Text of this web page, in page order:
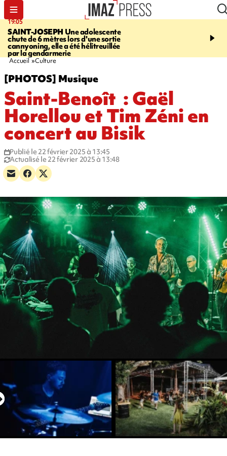
19:05
SAINT-JOSEPH Une adolescente
chute de 6 mètres lors d'une sortie
cannyoning, elle a été hélitreuillée
par la gendarmerie
20:44
rouée de coups,
Accueil Culture
[PHOTOS] Musique
Saint-Benoît : Gaël
Horellou et Tim Zéni en
concert au Bisik
Publié le 22 février 2025 à 13:45
Actualisé le 22 février 2025 à 13:48